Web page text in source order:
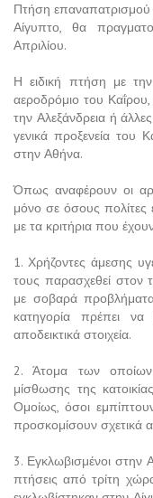
Πτήση επαναπατρισμού
Αίγυπτο, θα
Απριλίου.
Η ειδική πτήση με
αεροδρόμιο του
την Αλεξάνδρεια ή
γενικά προξενεία του
στην Αθήνα.
Όπως αναφέρουν οι
μόνο σε όσους πολίτες
με τα κριτήρια που
1. Χρήζοντες άμεσης
τους παρασχεθεί στον
με σοβαρά
κατηγορία πρέπει να
αποδεικτικά στοιχεία.
2. Άτομα των
μίσθωσης της
Ομοίως, όσοι
προσκομίσουν σχετικά
3. Εγκλωβισμένοι στην
πτήσεις από τρίτη